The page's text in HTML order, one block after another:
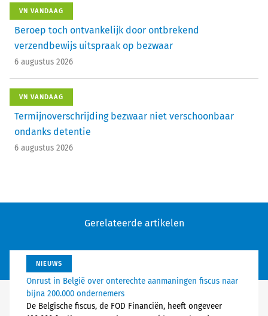
VN VANDAAG
Beroep toch ontvankelijk door ontbrekend
verzendbewijs uitspraak op bezwaar
6 augustus 2026
VN VANDAAG
Termijnoverschrijding bezwaar niet verschoonbaar
ondanks detentie
6 augustus 2026
Gerelateerde artikelen
NIEUWS
Onrust in België over onterechte aanmaningen fiscus naar
bijna 200.000 ondernemers
De Belgische fiscus, de FOD Financiën, heeft ongeveer